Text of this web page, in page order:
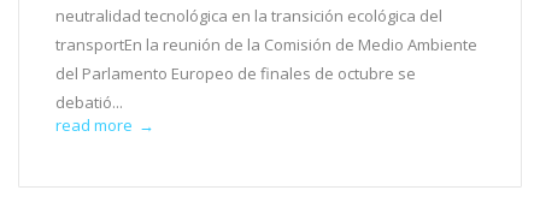
neutralidad tecnológica en la transición ecológica del
transportEn la reunión de la Comisión de Medio Ambiente
del Parlamento Europeo de finales de octubre se
debatió...
read more →